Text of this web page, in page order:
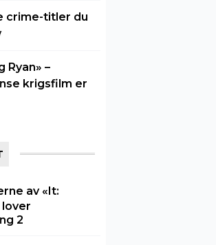
crime-titler du
Ryan» –
krigsfilm er
av «It:
2